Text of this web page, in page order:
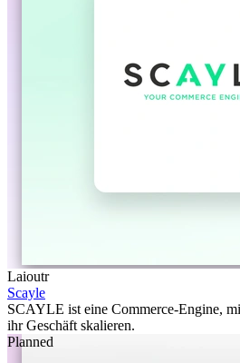
Laioutr
Scayle
SCAYLE ist eine Commerce-Engine,
ihr Geschäft skalieren.
Planned